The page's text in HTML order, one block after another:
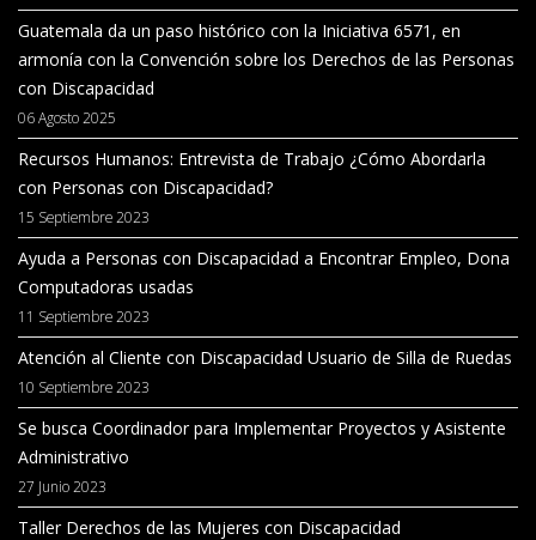
Guatemala da un paso histórico con la Iniciativa 6571, en
armonía con la Convención sobre los Derechos de las Personas
con Discapacidad
06 Agosto 2025
Recursos Humanos: Entrevista de Trabajo ¿Cómo Abordarla
con Personas con Discapacidad?
15 Septiembre 2023
Ayuda a Personas con Discapacidad a Encontrar Empleo, Dona
Computadoras usadas
11 Septiembre 2023
Atención al Cliente con Discapacidad Usuario de Silla de Ruedas
10 Septiembre 2023
Se busca Coordinador para Implementar Proyectos y Asistente
Administrativo
27 Junio 2023
Taller Derechos de las Mujeres con Discapacidad